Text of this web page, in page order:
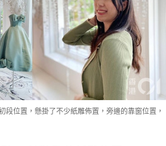
段位置，懸掛了不少紙雕佈置，旁邊的靠窗位置，